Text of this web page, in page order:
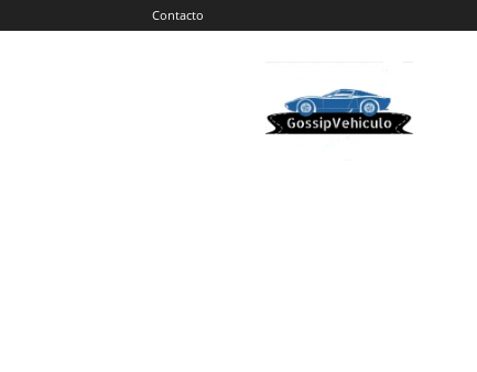
Contacto
Vehiculos